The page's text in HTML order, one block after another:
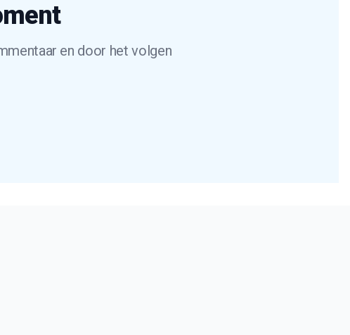
en door het volgen